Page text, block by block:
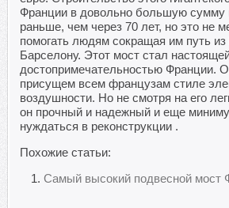
Франции в довольно большую сумму
раньше, чем через 70 лет, но это не
помогать людям сокращая им путь
Барселону. Этот мост стал
достопримечательностью Франции.
присущем всем французам стиле
воздушности. Но не смотря на его
он прочный и надежный и еще
нуждаться в реконструкции .
Похожие статьи:
Самый высокий подвесной мост